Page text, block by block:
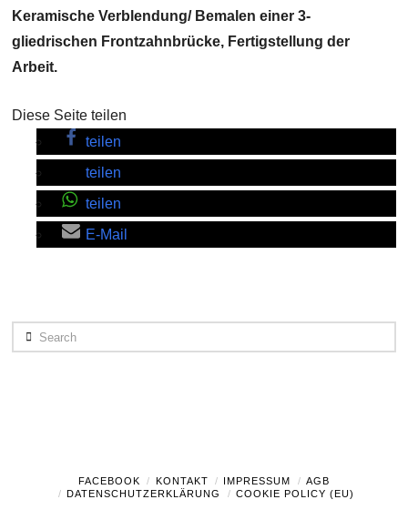
Keramische Verblendung/ Bemalen einer 3-
gliedrischen Frontzahnbrücke, Fertigstellung der
Arbeit.
Diese Seite teilen
teilen
teilen
teilen
E-Mail
Search
FACEBOOK KONTAKT IMPRESSUM
AGB
DATENSCHUTZERKLÄRUNG
COOKIE POLICY (EU)